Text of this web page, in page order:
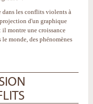
les conflits violents à
d'un graphique
montre une croissance
monde, des phénomènes